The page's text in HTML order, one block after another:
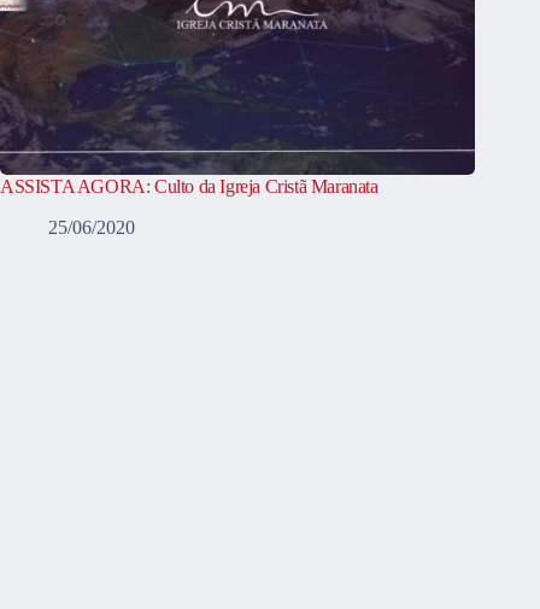
ASSISTA AGORA: Culto da Igreja Cristã Maranata
25/06/2020